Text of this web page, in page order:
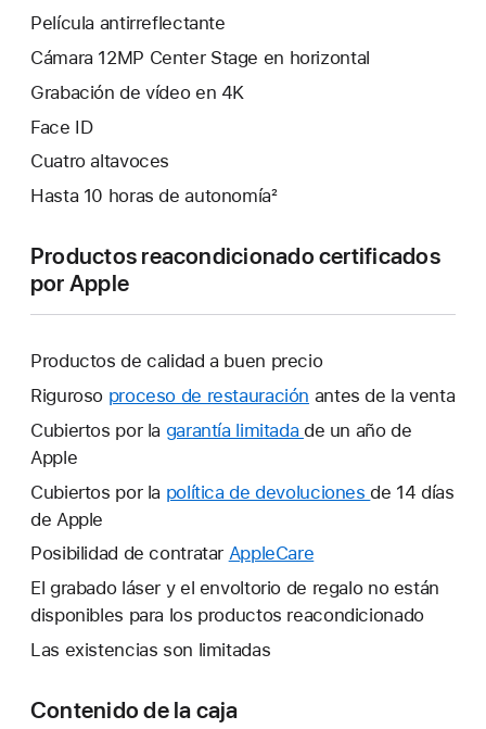
Película antirreflectante
Cámara 12MP Center Stage en horizontal
Grabación de vídeo en 4K
Face ID
Cuatro altavoces
Hasta 10 horas de autonomía²
Productos reacondicionado certificados
por Apple
Productos de calidad a buen precio
Riguroso proceso de restauración antes de la venta
Cubiertos por la garantía limitada Se
una
de un año de
Apple
Cubiertos por la política de devoluciones Se
nueva.
de 14 días
de Apple
Posibilidad de contratar AppleCare
abrirá
una
El grabado láser y el envoltorio de regalo no están
disponibles para los productos reacondicionado
Las existencias son limitadas
Contenido de la caja